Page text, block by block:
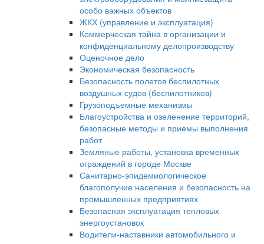
особо важных объектов
ЖКХ (управление и эксплуатация)
Коммерческая тайна в организации и
конфиденциальному делопроизводству
Оценочное дело
Экономическая безопасность
Безопасность полетов беспилотных
воздушных судов (беспилотников)
Грузоподъемные механизмы
Благоустройства и озеленение территорий,
безопасные методы и приемы выполнения
работ
Земляные работы, установка временных
ограждений в городе Москве
Санитарно-эпидемиологическое
благополучие населения и безопасность на
промышленных предприятиях
Безопасная эксплуатация тепловых
энергоустановок
Водители-наставники автомобильного и